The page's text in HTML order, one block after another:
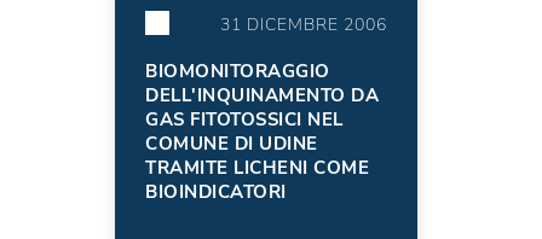
31 DICEMBRE 2006
BIOMONITORAGGIO
DELL'INQUINAMENTO DA
GAS FITOTOSSICI NEL
COMUNE DI UDINE
TRAMITE LICHENI COME
BIOINDICATORI